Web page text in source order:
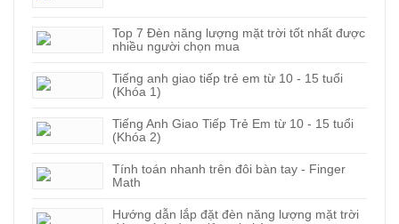
Top 7 Đèn năng lượng mặt trời tốt nhất được
nhiều người chọn mua
Tiếng anh giao tiếp trẻ em từ 10 - 15 tuổi
(Khóa 1)
Tiếng Anh Giao Tiếp Trẻ Em từ 10 - 15 tuổi
(Khóa 2)
Tính toán nhanh trên đôi bàn tay - Finger
Math
Hướng dẫn lắp đặt đèn năng lượng mặt trời